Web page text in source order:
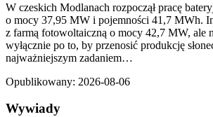
W czeskich Modlanach rozpoczął pracę
o mocy 37,95 MW i pojemności 41,7 MWh.
z farmą fotowoltaiczną o mocy 42,7 MW, ale
wyłącznie po to, by przenosić produkcję
najważniejszym zadaniem…
Opublikowany: 2026-08-06
Wywiady